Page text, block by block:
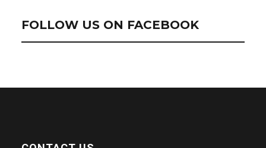
FOLLOW US ON FACEBOOK